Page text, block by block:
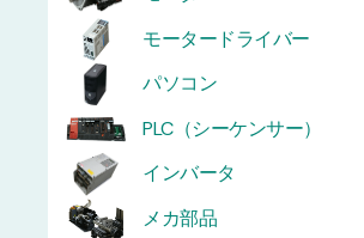
モータードライバー
パソコン
PLC（シーケンサー）
インバータ
メカ部品